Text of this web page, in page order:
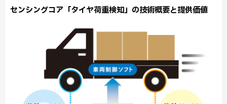
センシングコア「タイヤ荷重検知」の技術概要と提供価値